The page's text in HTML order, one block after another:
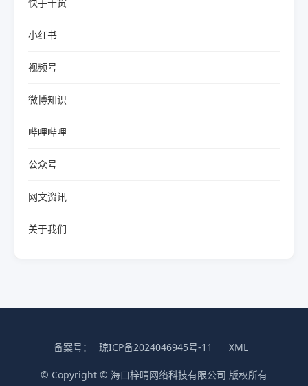
快手干货
小红书
视频号
微博知识
哔哩哔哩
公众号
网文资讯
关于我们
备案号： 琼ICP备2024046945号-11 XML
© Copyright © 海口梓晴网络科技有限公司 版权所有